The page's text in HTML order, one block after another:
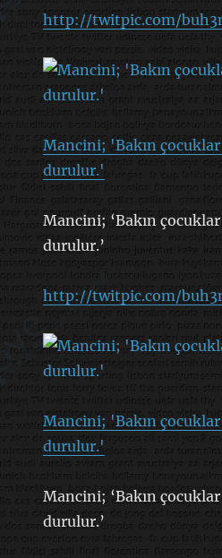
http://twitpic.com/
Mancini; 'Bakın
durulur.'
Mancini; ‘Bakın
durulur.’
http://twitpic.com/
Mancini; 'Bakın
durulur.'
Mancini; ‘Bakın
durulur.’